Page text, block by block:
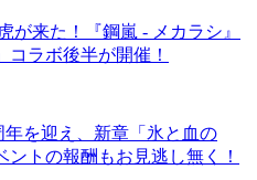
が来た！『鋼嵐 - メカラシ』
ラボ後半が開催！
年を迎え、新章「氷と血の
トの報酬もお見逃し無く！